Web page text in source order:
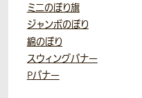
ミニのぼり旗
ジャンボのぼり
綿のぼり
スウィングバナー
Pバナー